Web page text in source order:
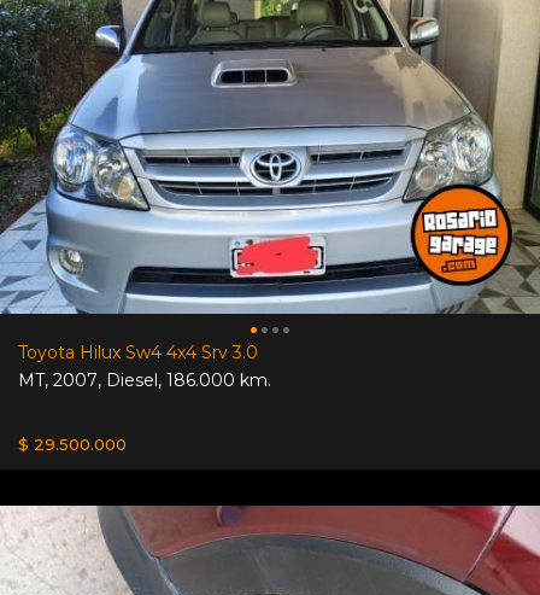
Toyota Hilux Sw4 4x4 Srv 3.0
MT, 2007, Diesel, 186.000 km.
$ 29.500.000